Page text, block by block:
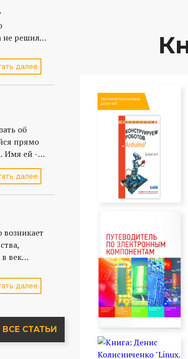
не решил
далее
об
прямо
Имя ей -
систем.
далее
век
веб-
с помощью
далее
ВСЕ СТАТЬИ